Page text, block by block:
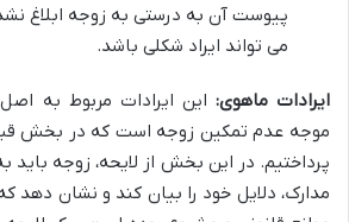
پیوست آن به درستی به زوجه ابلاغ
می تواند ایراد شکلی باشد.
ایرادات ماهوی: این ایرادات مربوط به
موجه عدم تمکین زوجه است که در بخش
پرداختیم. در این بخش از لایحه، زوجه باید
مدارک، دلایل خود را بیان کند و نشان دهد